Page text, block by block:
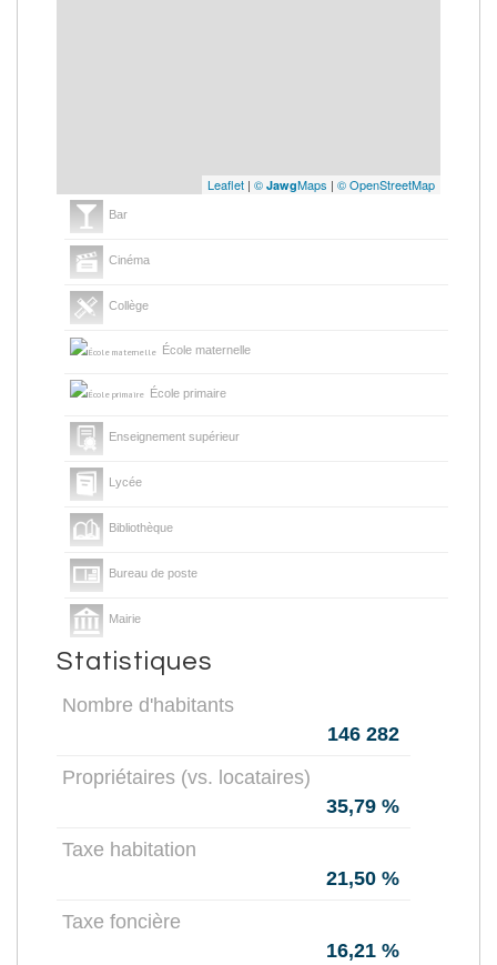
Leaflet | © JawgMaps | © OpenStreetMap
Bar
Cinéma
Collège
École maternelle
École primaire
Enseignement supérieur
Lycée
Bibliothèque
Bureau de poste
Mairie
Presse et Tabac
Statistiques
Nombre d'habitants
146 282
Propriétaires (vs. locataires)
35,79 %
Taxe habitation
21,50 %
Taxe foncière
16,21 %